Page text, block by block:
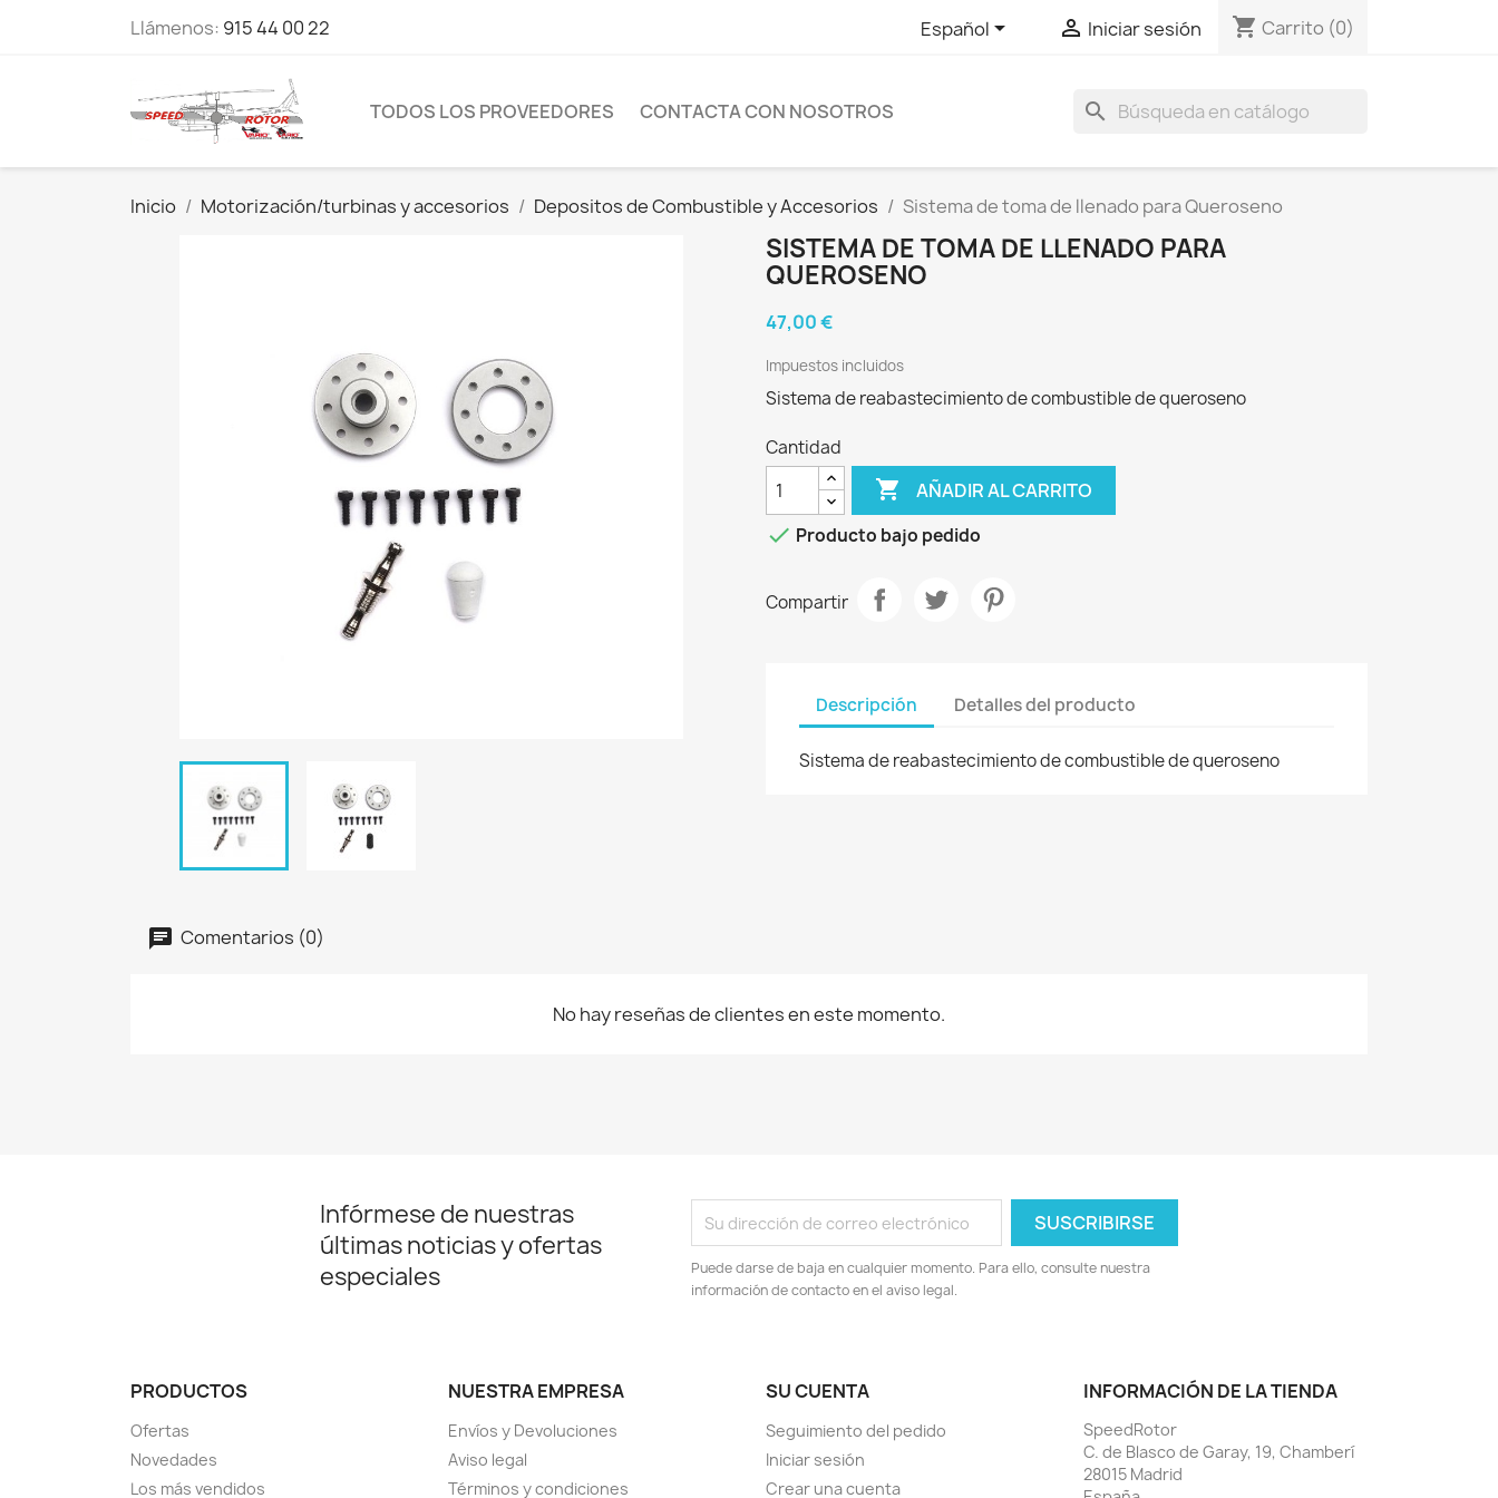
Llámenos: 915 44 00 22 Español  Iniciar sesión shopping_cart Carrito (0)
TODOS LOS PROVEEDORES CONTACTA CON NOSOTROS search
Inicio Motorización/turbinas y accesorios Depositos de Combustible y Accesorios Sistema de toma de llenado para Queroseno
SISTEMA DE TOMA DE LLENADO PARA
QUEROSENO
47,00 €
Impuestos incluidos
Sistema de reabastecimiento de combustible de queroseno
Cantidad
 AÑADIR AL CARRITO
 Producto bajo pedido
Compartir
Descripción Detalles del producto
Sistema de reabastecimiento de combustible de queroseno
Comentarios (0)
No hay reseñas de clientes en este momento.
Infórmese de nuestras
últimas noticias y ofertas
especiales
Puede darse de baja en cualquier momento. Para ello, consulte nuestra
información de contacto en el aviso legal.
PRODUCTOS
Ofertas
Novedades
Los más vendidos
NUESTRA EMPRESA
Envíos y Devoluciones
Aviso legal
Términos y condiciones
SU CUENTA
Seguimiento del pedido
Iniciar sesión
Crear una cuenta
INFORMACIÓN DE LA TIENDA
SpeedRotor
C. de Blasco de Garay, 19, Chamberí
28015 Madrid